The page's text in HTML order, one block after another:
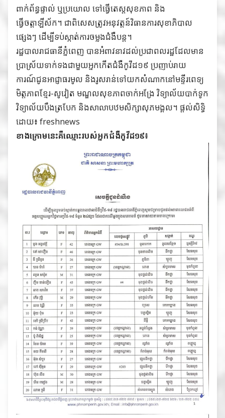
ពាក់ព័ន្ធផ្ទាល់ ឬប្រយោល ទៅធ្វើតេស្តសុខភាព និង
ធ្វើចត្តាឡីស័ក។ ជាពិសេសត្រូវអនុវត្តន៍វិធានការសុខាភិបាល
ផ្សេងៗ ដើម្បីទប់ស្កាត់ការចម្លងជំងឺបន្ត។
រដ្ឋបាលរាជធានីភ្នំពេញ បានអំពាវនាវដល់ប្រជាពលរដ្ឋដែលមាន
ប្រាស្រ័យទាក់ទងជាមួយអ្នកកើតជំងឺកូវីដ១៩ ប្រញាប់រាយ
ការណ៍ជូនអាជ្ញាធរមូល និងរូសរាន់ទៅយកសំណាកនៅមន្ទីរពេទ្យ
មិត្តភាពខ្មែរ-សូវៀត មណ្ឌលសុខភាពចាក់អង្រែ វិទ្យាល័យបាក់ទូក
វិទ្យាល័យបឹងត្របែក និងសាលាបឋមសិក្សាសុភមង្គល។ ផ្តល់សិទ្ធិ
ដោយ៖ freshnews
ខាងក្រោមនេះគឺឈ្មោះរបស់អ្នកជំងឺកូវីដ១៩៖